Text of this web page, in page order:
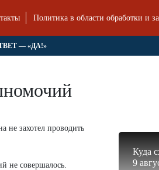
Политика в области обработки и
— «ДА!»
не захотел проводить
не совершалось.
Куда
9